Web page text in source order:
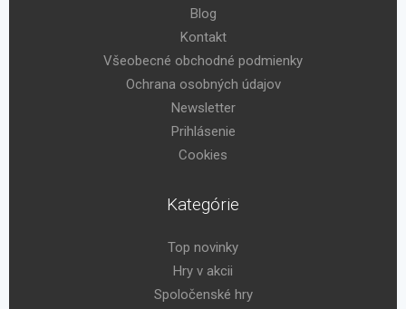
Blog
Kontakt
Všeobecné obchodné podmienky
Ochrana osobných údajov
Newsletter
Prihlásenie
Cookies
Kategórie
Top novinky
Hry v akcii
Spoločenské hry